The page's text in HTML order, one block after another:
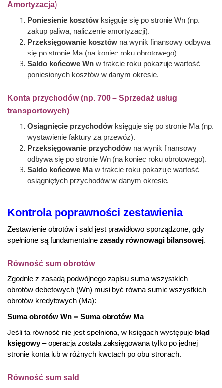
Amortyzacja)
Poniesienie kosztów księguje się po stronie Wn (np.
zakup paliwa, naliczenie amortyzacji).
Przeksięgowanie kosztów na wynik finansowy odbywa
się po stronie Ma (na koniec roku obrotowego).
Saldo końcowe Wn w trakcie roku pokazuje wartość
poniesionych kosztów w danym okresie.
Konta przychodów (np. 700 – Sprzedaż usług
transportowych)
Osiągnięcie przychodów księguje się po stronie Ma (np.
wystawienie faktury za przewóz).
Przeksięgowanie przychodów na wynik finansowy
odbywa się po stronie Wn (na koniec roku obrotowego).
Saldo końcowe Maw trakcie roku pokazuje wartość
osiągniętych przychodów w danym okresie.
Kontrola poprawności zestawienia
Zestawienie obrotów i sald jest prawidłowo sporządzone, gdy
spełnione są fundamentalne zasady równowagi bilansowej.
Równość sum obrotów
Zgodnie z zasadą podwójnego zapisu suma wszystkich
obrotów debetowych (Wn) musi być równa sumie wszystkich
obrotów kredytowych (Ma):
Suma obrotów Wn = Suma obrotów Ma
Jeśli ta równość nie jest spełniona, w księgach występuje błąd
księgowy– operacja została zaksięgowana tylko po jednej
stronie konta lub w różnych kwotach po obu stronach.
Równość sum sald